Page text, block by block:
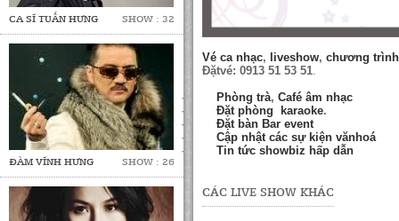
CA SĨ TUẤN HƯNG SHOW : 32
ĐÀM VĨNH HƯNG SHOW : 26
Vé ca nhạc, liveshow, chương
Đặtvé: 0913 51 53 51.
·
Phòng trà, Café âm nhạc
· Đặt phòng karaoke.
· Đặt bàn Bar event
· Cập nhật các sự kiện vănhoá
· Tin tức showbiz hấp dẫn
CÁC LIVE SHOW KHÁC